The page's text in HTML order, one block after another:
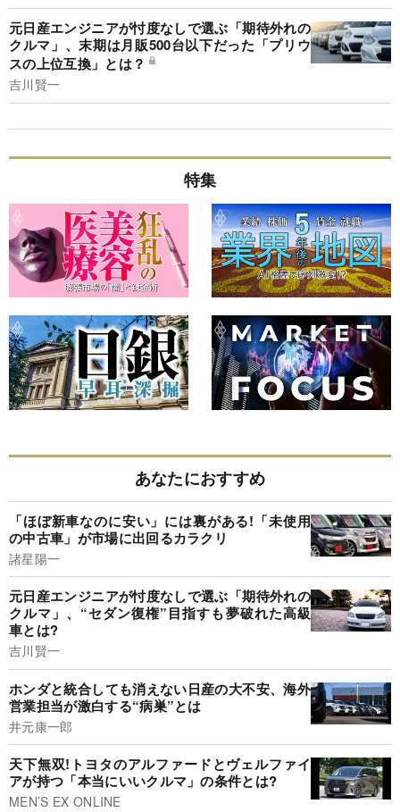
元日産エンジニアが忖度なしで選ぶ「期待外れの
クルマ」、末期は月販500台以下だった「プリウ
スの上位互換」とは？
吉川賢一
特集
あなたにおすすめ
「ほぼ新車なのに安い」には裏がある!「未使用
の中古車」が市場に出回るカラクリ
諸星陽一
元日産エンジニアが忖度なしで選ぶ「期待外れの
クルマ」、“セダン復権”目指すも夢破れた高級
車とは?
吉川賢一
ホンダと統合しても消えない日産の大不安、海外
営業担当が激白する“病巣”とは
井元康一郎
天下無双!トヨタのアルファードとヴェルファイ
アが持つ「本当にいいクルマ」の条件とは?
MEN’S EX ONLINE